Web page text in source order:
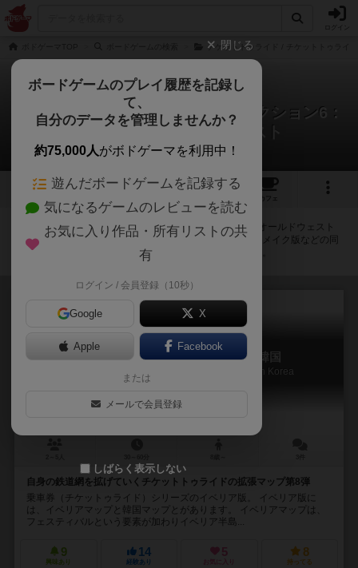
チケットトゥライド / チケットトゥライ
チケットトゥライド・マップコレクション6：
フランス＆オールドウェスト
拡張/関連作品 36件
3 1
カフェ
チケットトゥライド・マップコレクション6：フランス＆オールドウェスト
に紐付いているボードゲーム一覧です。拡張版・続編・リメイク版などの同
じシリーズを中心に、関連性の強い作品をまとめています。
チケットトゥライド：イベリア＆韓国
Ticket to Ride Map Collection 8: Iberia & South Korea
自身の鉄道網を拡げていくチケットトゥライドの拡張マップ第8弾
乗車券（チケットゥライド）シリーズのイベリア版。 イベリア版に
は、イベリアマップと韓国マップとがあります。 イベリアマップは、
フェスティバルという要素が加わりイベリア半島...
9
興味あり
14
経験あり
5
お気に入り
8
持ってる
閉じる
ボードゲームのプレイ履歴を記録し
て、
自分のデータを管理しませんか？
約75,000人がボドゲーマを利用中！
遊んだボードゲームを記録する
気になるゲームのレビューを読む
お気に入り作品・所有リストの共
有
ログイン / 会員登録（10秒）
Google X
Apple Facebook
または
メールで会員登録
しばらく表示しない